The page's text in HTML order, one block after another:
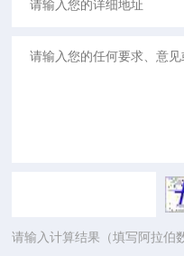
请输入计算结果（填写阿拉伯